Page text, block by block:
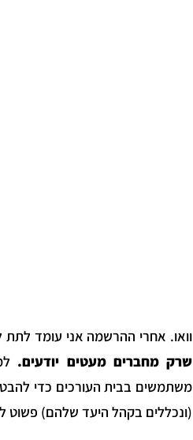
וואו. אחרי ההרשמה אני עומד לתת
שרק מחברים מעטים יודעים.
משתמשים בבית העורכים כדי
(ונכללים בקהל היעד שלהם) פשוט